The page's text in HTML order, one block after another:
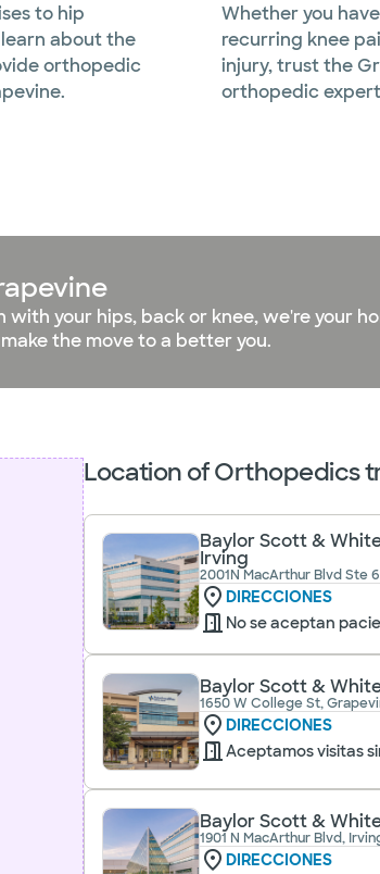
to hip
about the
orthopedic
Whether you
recurring knee
injury, trust the
orthopedic
with your hips, back or knee, we're your
the move to a better you.
Location of Orthopedics
Baylor Scott &
Irving
2001N MacArthur Blvd Ste
DIRECCIONES
No se aceptan
Baylor Scott &
1650 W College St,
DIRECCIONES
Aceptamos visitas
Baylor Scott &
1901 N MacArthur Blvd,
DIRECCIONES